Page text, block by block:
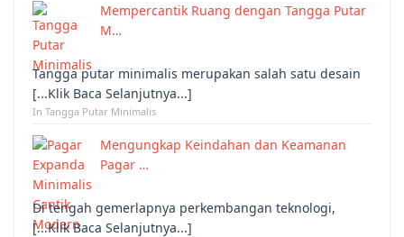
Mempercantik Ruang dengan Tangga Putar
M…
Tangga putar minimalis merupakan salah satu desain
[...Klik Baca Selanjutnya...]
In Tangga Putar Minimalis
Mengungkap Keindahan dan Keamanan
Pagar …
Di tengah gemerlapnya perkembangan teknologi,
[...Klik Baca Selanjutnya...]